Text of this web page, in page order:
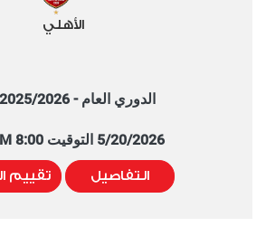
الأهلي
الدوري العام - 2025/2026
5/20/2026 التوقيت 8:00 PM
التفاصيل تقييم